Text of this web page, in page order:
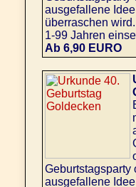
ausgefallene
überraschen
1-99 Jahren
Ab 6,90 EURO
Geburtstagsparty
ausgefallene